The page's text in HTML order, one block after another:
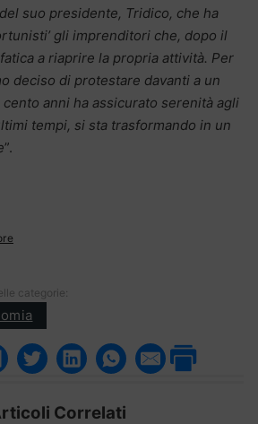
suo presidente, Tridico, che ha
gli imprenditori che, dopo il
a riaprire la propria attività. Per
deciso di protestare davanti a un
anni ha assicurato serenità agli
tempi, si sta trasformando in un
”.
categorie:
Correlati